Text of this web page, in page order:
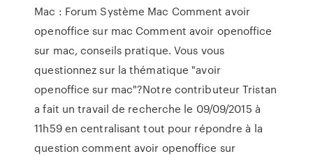
Mac : Forum Système Mac Comment avoir
openoffice sur mac Comment avoir openoffice
sur mac, conseils pratique. Vous vous
questionnez sur la thématique "avoir
openoffice sur mac"?Notre contributeur Tristan
a fait un travail de recherche le 09/09/2015 à
11h59 en centralisant tout pour répondre à la
question comment avoir openoffice sur